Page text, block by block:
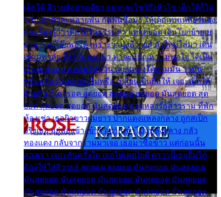
เด็กใต้ ลีวายส์อย่างเดียว อยากจะโชว์ถึงหิวโซ เด็กใต้ก็ไม่
หวั่น ตกตัวละหลายพัน กัดฟันซื้อมา ให้เด็กเทพเหลียวมอง
และต้องรู้ว่า เด็กใต้ไม่ธรรมดา แต่สุดยอด เดินโยกย้ายเย
ยวน กวนโอ๊ยพอได้ เพราะว่านุ่งลีวายส์ ตัวใหม่ใส่มา เดิน
เข้ามหาลัย จิ๊กโก๊มองหน้า ท่าจะมีปัญหา ไม่พอใจ ได้เป็น
เรื่องแน่นอน แต่ฉันไม่หวั่น เลยแหลงใต้ถามมัน ว่ามัน
พรั่นพรือ มันตอบว่าไม่พรื่อ เปลี่ยนเป็นยิ้มให้ เจอะเด็กใต้
ด้วยกัน ก็เลยรอด สุดยอด สุดยอด สุดยอด มันสุดยอด สุด
ยอด สุดยอด สุดยอด มันสุดยอด แอบหลงรักสาวราม ที่พัก
ห้องเช่า เธอผิวขาวผมยาว ปากแดงแหลงกลาง ถูกสเป็ก
จริงเธอ อยู่ห้องข้างข้าง อยากเข้าไปแหลงกลาง กลัว
ทองแดง กลับจากรามมาเจอ เธอมาซื้อข้าว แต่ก่อนนั้น
สองเรา เจอะกันครั้งใด เธอไม่เคยไยดี คราวนี้เธอยิ้มให้
ต้องให้ใส่ลีวายส์ สุดยอด สุดยอด มันสุดยอด มันสุดยอด
มันสุดยอด มันสุดยอด มันสุดยอด มันสุดยอด มันสุดยอด
มันสุดยอด มันสุดยอด มันสุดยอด มันสุดยอด มันสุดยอด